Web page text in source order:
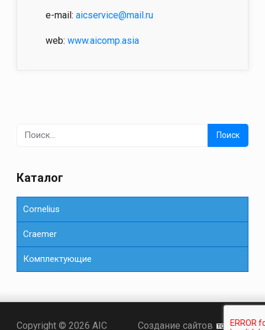
e-mail: aicservice@mail.ru
web: www.aicomp.asia
Каталог
Cornelius
Сraemer
Комплектующие
Copyright © 2026 AIC Создание сайтов Точка KZ